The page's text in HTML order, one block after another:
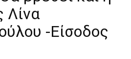
Λίνα
-Είσοδος